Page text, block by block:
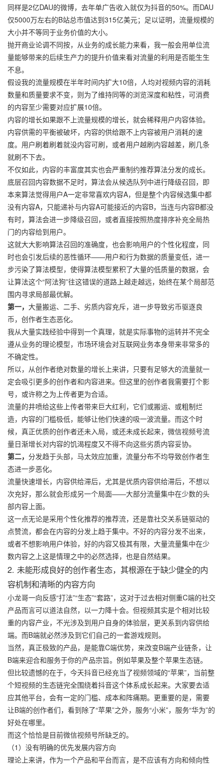
同样是2亿DAU的微博，去年单广告收入就仅为抖音的50%。而DAU
仅5000万左右的B站总市值达到315亿美元；足以证明，流量规模的
大小并不等同于业务价值的大小。
抛开商业论调不同按，从业务的成长能力来看，我一般会用单位流
量能够带来的后续生产力的提升价值来看对流量的利用是否能生生
不息。
假设我的流量规模在半年时间内扩大10倍，人均对视频内容的消耗
数量和质量要求不变，则为了维持同等的浏览深度和粘性，可消费
的内容至少需要对应扩展10倍。
内容的增长如果跟不上流量规模的增长，就会稀释用户内容体验。
内容供需的平衡被破坏，内容的供给跟不上内容被用户消耗的速
度。用户刷着刷着就没内容可刷，或者用户越刷内容越差，刷几条
就刷不下去。
不仅如此，内容的丰富度其实也会严重制约推荐算法分发的成长。
底层召回内容数据不足时，算法会从候选队列中进行降级召回，即
本来算法觉得用户A一定非常喜欢内容A，但是整个内容候选集中都
没有内容A，只能递补与内容A可能接近的内容B，当连与内容B都没
有时，算法会进一步降级召回，或者直接按照热度排序补充全局热
门的内容给到用户。
这就大大影响算法召回的准确度，也会影响用户的个性化程度，同
时也会引发后续的恶性循环——用户和行为数据的质量变低，进一
步污染了算法模型，使得算法模型累积了大量的低质量的数据，会
让算法这个“阿法狗”往这错误的道路上越走越远，始终在某个局部范
围内寻求局部最优解。
第一， 大量搬运、二手、劣质内容充斥，进一步导致劣币驱逐良
币，创作者生态恶化。
我从大量实践经验中得到一个真理，就是实际事物的运转并不完全
遵从业务的理论模型，市场环境会对互联网业务本身带来非常多的
不确定性。
所以，从创作者绝对数量的增长上来讲，只要有足够大的流量就一
定会吸引更多的创作者和内容进来。但这里的创作者我需要打个影
号，或许称之为上传者更为合适。
流量的井喷给这些上传者带来巨大红利，它们或搬运、或粗制烂
造，内容的门槛极低，能够让他们快速的吸一波流量。而这个时
候，真正优质的创作者还未入局，或还未成长起来，微信视频号流
量日渐增长对内容的饥渴程度又不得不向这些劣质内容妥协。
第二， 分发趋于头部，马太效应加重，流量分布不均导致创作者生
态进一步恶化。
流量快速增长，内容供给滞后，尤其是优质内容供给滞后，不想以
次充好，那么就会形成另一个局面——大部分流量集中在少数的头
部内容上面。
这一点无论是采用个性化推荐的推荐流，还是靠社交关系链驱动的
点赞流，都会在内容的分发上趋于集中。不好的内容分发不出来，
或者不想影响用户体验，好的内容又极其有限，大量流量集中在少
数内容之上这是情理之中的必然选择，也是自然结果。
2. 未能形成良好的创作者生态，其根源在于缺少健全的内
容机制和清晰的内容方向
小龙哥一向反感“打法”“生态”“套路”，这对于过去相对侧重C端的社交
产品而言可以道法自然，以一力降十会。但视频其实是个相对比较
重的内容产业，不光涉及到用户自身的体验层，更关系到内容供给
端。而B端就必然涉及到它们自己的一套游戏规则。
当然，真正极致的产品，是能靠C端优势，来改变B端产业链条，让
B端来迎合和服务于你的产品宗旨。例如苹果及整个苹果生态链。
但比较遗憾的在于，今天抖音已经充当了视频领域的“苹果”，当前整
个短视频的生态链完全围绕着抖音这个体系成长起来。大家要去适
应其他平台，会有一定的门槛、成本和阵痛期。更重要的是，需要
让B端的创作者们，看到除了“苹果”之外，服务“小米”，服务“华为”的
好处在哪里。
而这个恰恰是目前微信视频号所缺乏的。
（1）没有明确的优先发展内容方向
理论上来讲，作为一个产品和平台而言，是不应该有方向和倾向性